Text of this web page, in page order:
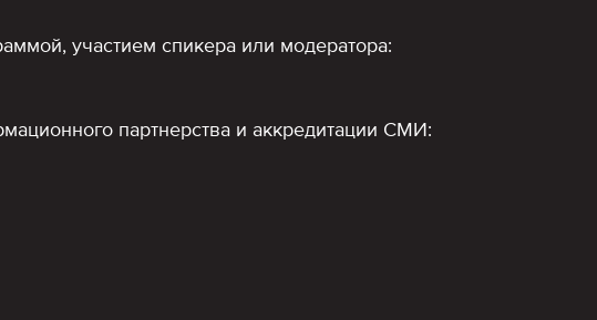
участием спикера или модератора:
партнерства и аккредитации СМИ: